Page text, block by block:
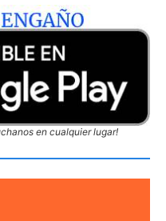
en cualquier lugar!